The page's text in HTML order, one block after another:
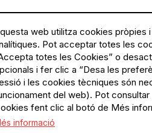
Menú
Legal
Política de
Avís legal
Política de
web utilitza cookies pròpies
Pot acceptar totes les
totes les Cookies” o
i fer clic a “Desa les
i les cookies tècniques són
del web). Pot
fent clic al botó de Més
informació